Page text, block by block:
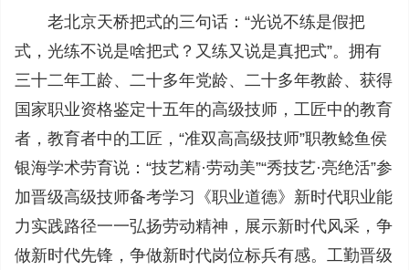
老北京天桥把式的三句话：“光说不练是假把
式，光练不说是啥把式？又练又说是真把式”。拥有
三十二年工龄、二十多年党龄、二十多年教龄、获得
国家职业资格鉴定十五年的高级技师，工匠中的教育
者，教育者中的工匠，“准双高高级技师”职教鲶鱼侯
银海学术劳育说：“技艺精·劳动美”“秀技艺·亮绝活”参
加晋级高级技师备考学习《职业道德》新时代职业能
力实践路径一一弘扬劳动精神，展示新时代风采，争
做新时代先锋，争做新时代岗位标兵有感。工勤晋级